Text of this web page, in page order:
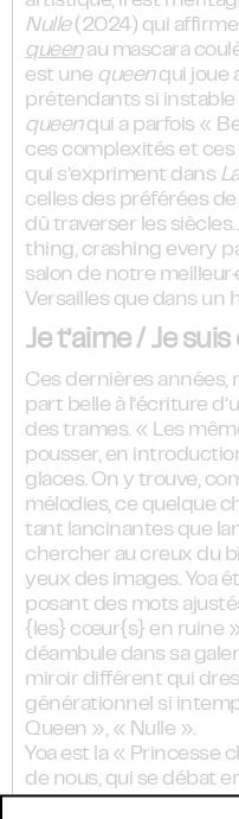
Nulle(2024) qui
queenau mascara
est une queenqui joue
prétendants si instable
queenqui a parfois «
ces complexités et
qui s’expriment dans
celles des préférées
dû traverser les
thing, crashing every
salon de notre
Versailles que dans un
Je t’aime / Je suis
Ces dernières années,
part belle à l’écriture
des trames. « Les
pousser, en
glaces. On y trouve,
mélodies, ce quelque
tant lancinantes que
chercher au creux du
yeux des images. Yoa
posant des mots
{les} cœur{s} en ruine
déambule dans sa
miroir différent qui
générationnel si
Queen », « Nulle ».
Yoa est la « Princesse
de nous, qui se débat